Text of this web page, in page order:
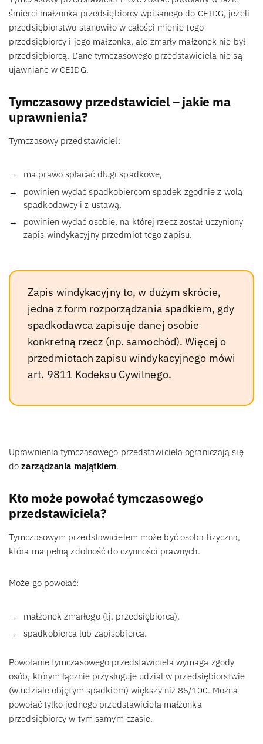
śmierci małżonka przedsiębiorcy wpisanego do CEIDG, jeżeli
przedsiębiorstwo stanowiło w całości mienie tego
przedsiębiorcy i jego małżonka, ale zmarły małżonek nie był
przedsiębiorcą. Dane tymczasowego przedstawiciela nie są
ujawniane w CEIDG.
Tymczasowy przedstawiciel – jakie ma
uprawnienia?
Tymczasowy przedstawiciel:
ma prawo spłacać długi spadkowe,
powinien wydać spadkobiercom spadek zgodnie z wolą
spadkodawcy i z ustawą,
powinien wydać osobie, na której rzecz został uczyniony
zapis windykacyjny przedmiot tego zapisu.
Zapis windykacyjny to, w dużym skrócie,
jedna z form rozporządzania spadkiem, gdy
spadkodawca zapisuje danej osobie
konkretną rzecz (np. samochód). Więcej o
przedmiotach zapisu windykacyjnego mówi
art. 9811 Kodeksu Cywilnego.
Uprawnienia tymczasowego przedstawiciela ograniczają się
dozarządzania majątkiem.
Kto może powołać tymczasowego
przedstawiciela?
Tymczasowym przedstawicielem może być osoba fizyczna,
która ma pełną zdolność do czynności prawnych.
Może go powołać:
małżonek zmarłego (tj. przedsiębiorca),
spadkobierca lub zapisobierca.
Powołanie tymczasowego przedstawiciela wymaga zgody
osób, którym łącznie przysługuje udział w przedsiębiorstwie
(w udziale objętym spadkiem) większy niż 85/100. Można
powołać tylko jednego przedstawiciela małżonka
przedsiębiorcy w tym samym czasie.